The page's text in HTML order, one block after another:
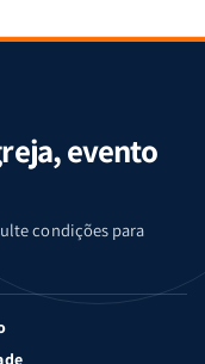
evento
condições para